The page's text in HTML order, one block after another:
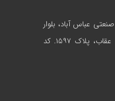
عباس آباد، بلوار
سعدی، خیابان یکم بوستان خیابان عقاب، پلاک ۱۵۹۷. کد